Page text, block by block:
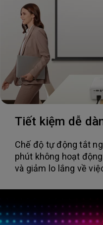
Tiết kiệm dễ
Chế độ tự động tắt
phút không hoạt
và giảm lo lắng về